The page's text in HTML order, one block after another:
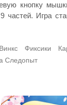
кнопку
Игра
Винкс Фиксики
Следопыт